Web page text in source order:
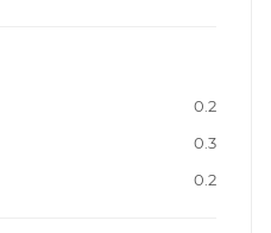
0.2
0.3
0.2